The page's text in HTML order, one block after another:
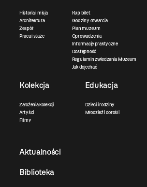
Historia i misja
Architektura
Zespół
Praca i staże
Kup bilet
Godziny otwarcia
Plan muzeum
Oprowadzenia
Informacje praktyczne
Dostępność
Regulamin zwiedzania Muzeum
Jak dojechać
Kolekcja
Założenia kolekcji
Artyści
Filmy
Edukacja
Dzieci i rodziny
Młodzież i dorośli
Aktualności
Biblioteka